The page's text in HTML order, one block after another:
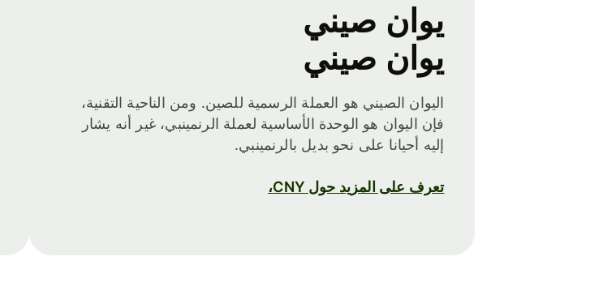
يوان صيني
يوان صيني
اليوان الصيني هو العملة الرسمية للصين. ومن الناحية التقنية،
فإن اليوان هو الوحدة الأساسية لعملة الرنمينبي، غير أنه يشار
إليه أحيانا على نحو بديل بالرنمينبي.
تعرف على المزيد حول CNY،